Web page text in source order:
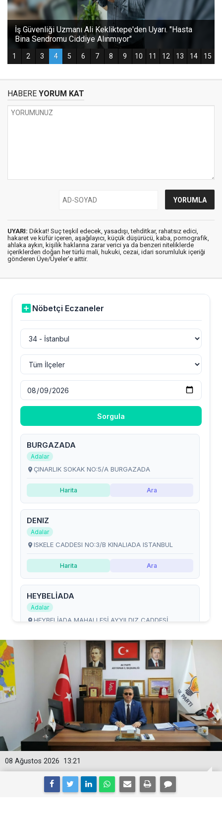
HABERE YORUM KAT
UYARI: Dikkat! Suç teşkil edecek, yasadışı, tehditkar, rahatsız edici,
hakaret ve küfür içeren, aşağılayıcı, küçük düşürücü, kaba, pornografik,
ahlaka aykırı, kişilik haklarına zarar verici ya da benzeri niteliklerde
içeriklerden doğan her türlü mali, hukuki, cezai, idari sorumluluk içeriği
gönderen Üye/Üyeler’e aittir.
13:21
08 Ağustos 2026